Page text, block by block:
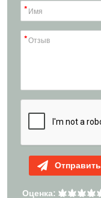
Отправить
Оценка: